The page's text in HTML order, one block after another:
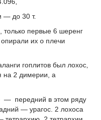
— до 30 т.
первые 6 шеренг
их о плечи
гоплитов был лохос,
на 2 димерии, а
— передний в этом ряду
— урагос. 2 лохоса